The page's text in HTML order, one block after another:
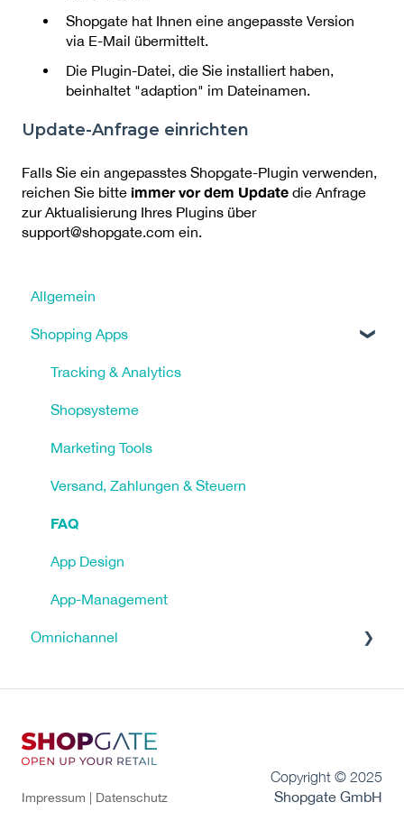
Shopgate hat Ihnen eine angepasste Version
via E-Mail übermittelt.
Die Plugin-Datei, die Sie installiert haben,
beinhaltet "adaption" im Dateinamen.
Update-Anfrage einrichten
Falls Sie ein angepasstes Shopgate-Plugin verwenden,
reichen Sie bitte immer vor dem Update die Anfrage
zur Aktualisierung Ihres Plugins über
support@shopgate.com ein.
Allgemein
Shopping Apps
Tracking & Analytics
Shopsysteme
Marketing Tools
Versand, Zahlungen & Steuern
FAQ
App Design
App-Management
Omnichannel
Click & Reserve
Click & Collect
Impressum | Datenschutz
Copyright © 2025
Shopgate GmbH